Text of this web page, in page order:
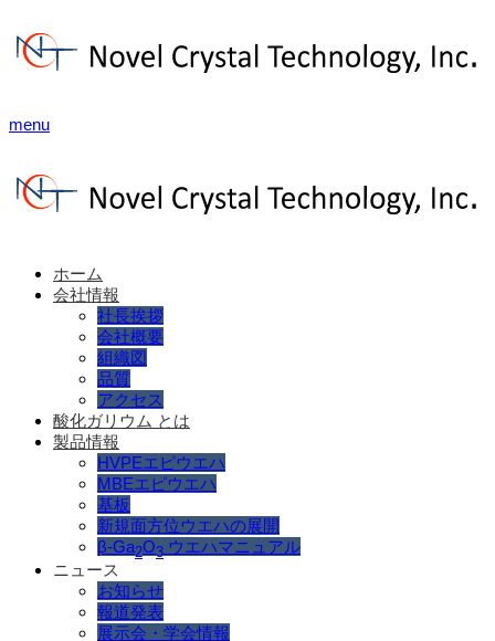
menu
ホーム
会社情報
社長挨拶
会社概要
組織図
品質
アクセス
酸化ガリウム とは
製品情報
HVPEエピウエハ
MBEエピウエハ
基板
新規面方位ウエハの展開
β-Ga2O3 ウエハマニュアル
ニュース
お知らせ
報道発表
展示会・学会情報